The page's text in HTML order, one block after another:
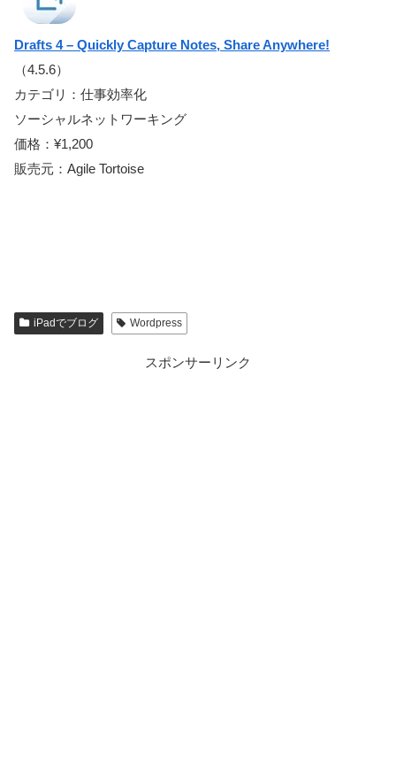
Drafts 4 – Quickly Capture Notes, Share Anywhere!
（4.5.6）
カテゴリ：仕事効率化
ソーシャルネットワーキング
価格：¥1,200
販売元：Agile Tortoise
iPadでブログ Wordpress
スポンサーリンク